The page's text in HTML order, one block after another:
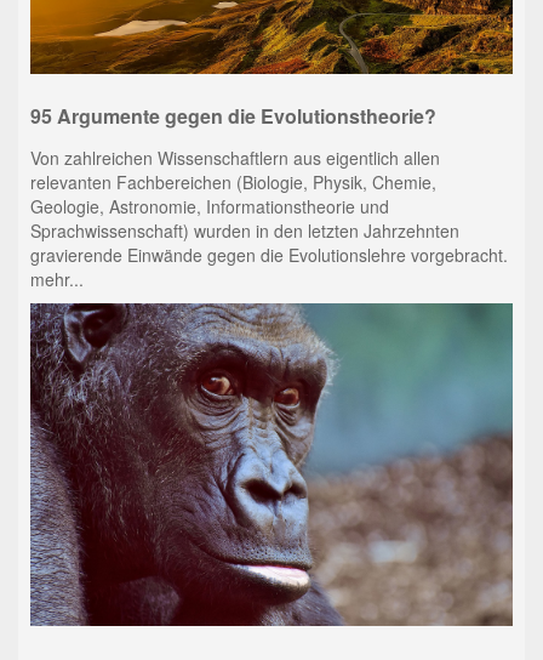
95 Argumente gegen die Evolutionstheorie?
Von zahlreichen Wissenschaftlern aus eigentlich allen
relevanten Fachbereichen (Biologie, Physik, Chemie,
Geologie, Astronomie, Informationstheorie und
Sprachwissenschaft) wurden in den letzten Jahrzehnten
gravierende Einwände gegen die Evolutionslehre vorgebracht.
mehr...